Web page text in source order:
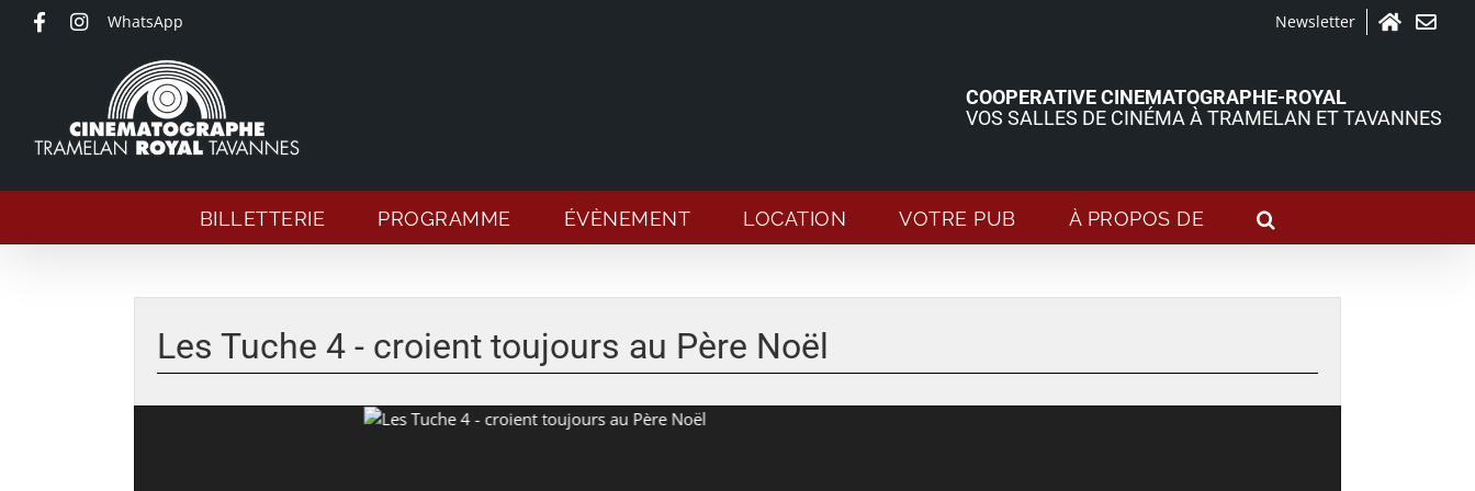
Passer
WhatsApp Newsletter
COOPERATIVE CINEMATOGRAPHE-ROYAL
VOS SALLES DE CINÉMA À TRAMELAN ET TAVANNES
BILLETTERIE PROGRAMME ÉVÈNEMENT LOCATION VOTRE PUB À PROPOS DE
l'image
agrandie
Les Tuche 4 - croient toujours au Père Noël